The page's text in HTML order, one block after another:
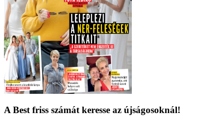
A Best friss számát keresse az újságosoknál!